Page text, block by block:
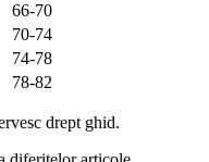
66-70
70-74
74-78
78-82
drept ghid.